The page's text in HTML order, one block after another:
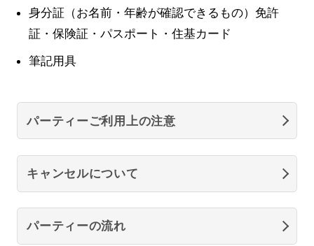
身分証（お名前・年齢が確認できるもの）免許
証・保険証・パスポート・住基カード
筆記用具
パーティーご利用上の注意
キャンセルについて
パーティーの流れ